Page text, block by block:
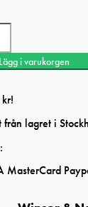
Lägg i varukorgen
lagret i